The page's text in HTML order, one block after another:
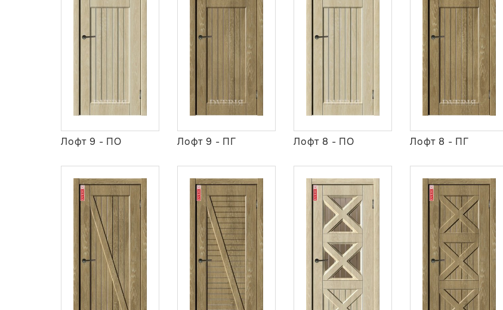
Лофт 9 - ПО Лофт 9 - ПГ Лофт 8 - ПО Лофт 8 - ПГ